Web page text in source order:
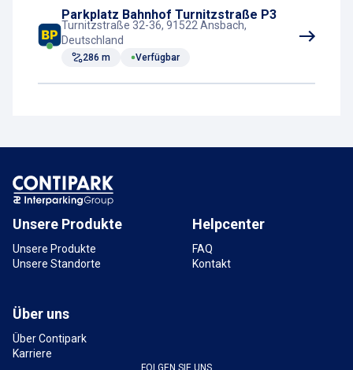
Parkplatz Bahnhof Turnitzstraße P3
Turnitzstraße 32-36, 91522 Ansbach,
Deutschland
286 m Verfügbar
Unsere Produkte
Unsere Produkte
Unsere Standorte
Helpcenter
FAQ
Kontakt
Über uns
Über Contipark
Karriere
FOLGEN SIE UNS